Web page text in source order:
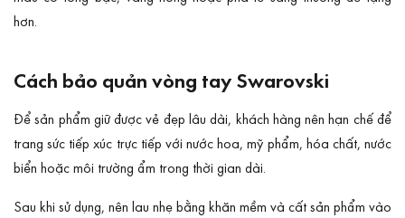
hơn.
Cách bảo quản vòng tay Swarovski
Để sản phẩm giữ được vẻ đẹp lâu dài, khách hàng nên hạn chế để
trang sức tiếp xúc trực tiếp với nước hoa, mỹ phẩm, hóa chất, nước
biển hoặc môi trường ẩm trong thời gian dài.
Sau khi sử dụng, nên lau nhẹ bằng khăn mềm và cất sản phẩm vào